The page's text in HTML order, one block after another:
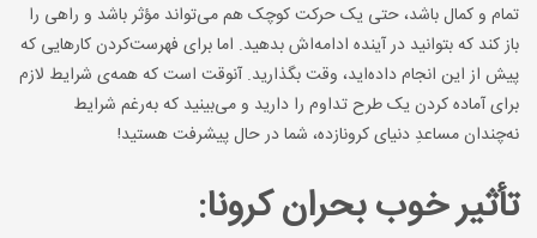
تمام و کمال باشد، حتی یک حرکت کوچک هم می‌تواند مؤثر باشد و راهی را
باز کند که بتوانید در آینده ادامه‌اش بدهید. اما برای فهرست‌کردن کارهایی که
پیش از این انجام داده‌اید، وقت بگذارید. آنوقت است که همه‌ی شرایط لازم
برای آماده کردن یک طرح تداوم را دارید و می‌بینید که به‌رغم شرایط
نه‌چندان مساعدِ دنیای کرونازده، شما در حال پیشرفت هستید!
تأثیر خوب بحران کرونا: